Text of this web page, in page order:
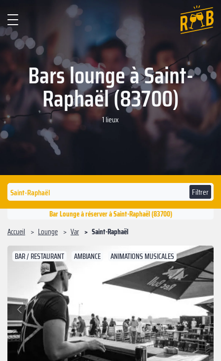
Bars lounge à Saint-
Raphaël (83700)
1 lieux
Filtrer
Bar Lounge à réserver à Saint-Raphaël (83700)
Accueil
Lounge Var Saint-Raphaël
BAR / RESTAURANT AMBIANCE ANIMATIONS MUSICALES
Précédent
Suivant